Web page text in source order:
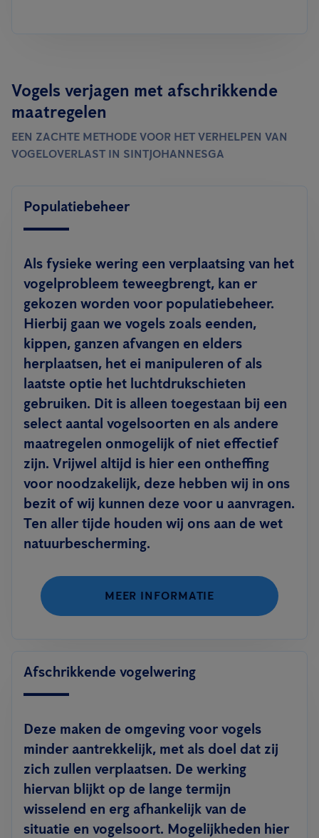
Vogels verjagen met afschrikkende
maatregelen
EEN ZACHTE METHODE VOOR HET VERHELPEN VAN
VOGELOVERLAST IN SINTJOHANNESGA
Populatiebeheer
Als fysieke wering een verplaatsing van het
vogelprobleem teweegbrengt, kan er
gekozen worden voor populatiebeheer.
Hierbij gaan we vogels zoals eenden,
kippen, ganzen afvangen en elders
herplaatsen, het ei manipuleren of als
laatste optie het luchtdrukschieten
gebruiken. Dit is alleen toegestaan bij een
select aantal vogelsoorten en als andere
maatregelen onmogelijk of niet effectief
zijn. Vrijwel altijd is hier een ontheffing
voor noodzakelijk, deze hebben wij in ons
bezit of wij kunnen deze voor u aanvragen.
Ten aller tijde houden wij ons aan de wet
natuurbescherming.
MEER INFORMATIE
Afschrikkende vogelwering
Deze maken de omgeving voor vogels
minder aantrekkelijk, met als doel dat zij
zich zullen verplaatsen. De werking
hiervan blijkt op de lange termijn
wisselend en erg afhankelijk van de
situatie en vogelsoort. Mogelijkheden hier